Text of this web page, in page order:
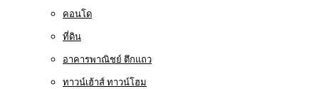
คอนโด
ที่ดิน
อาคารพาณิชย์ ตึกแถว
ทาวน์เฮ้าส์ ทาวน์โฮม